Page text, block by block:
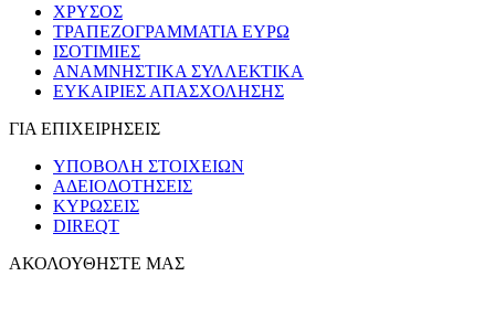
ΧΡΥΣΟΣ
ΤΡΑΠΕΖΟΓΡΑΜΜΑΤΙΑ ΕΥΡΩ
ΙΣΟΤΙΜΙΕΣ
ΑΝΑΜΝΗΣΤΙΚΑ ΣΥΛΛΕΚΤΙΚΑ
ΕΥΚΑΙΡΙΕΣ ΑΠΑΣΧΟΛΗΣΗΣ
ΓΙΑ ΕΠΙΧΕΙΡΗΣΕΙΣ
ΥΠΟΒΟΛΗ ΣΤΟΙΧΕΙΩΝ
ΑΔΕΙΟΔΟΤΗΣΕΙΣ
ΚΥΡΩΣΕΙΣ
DIREQT
ΑΚΟΛΟΥΘΗΣΤΕ ΜΑΣ